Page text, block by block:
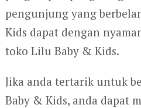
pengunjung yang
Kids dapat dengan
toko Lilu Baby & Kids.
Jika anda tertarik untuk
Baby & Kids, anda dapat